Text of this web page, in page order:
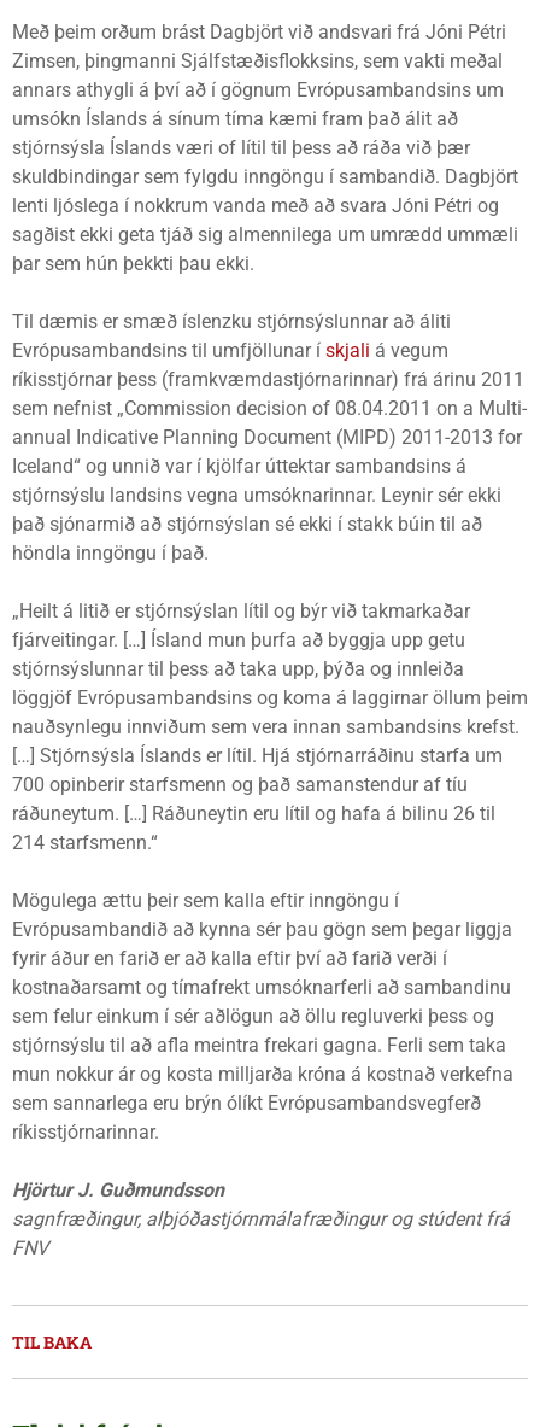
Með þeim orðum brást Dagbjört við andsvari frá Jóni Pétri
Zimsen, þingmanni Sjálfstæðisflokksins, sem vakti meðal
annars athygli á því að í gögnum Evrópusambandsins um
umsókn Íslands á sínum tíma kæmi fram það álit að
stjórnsýsla Íslands væri of lítil til þess að ráða við þær
skuldbindingar sem fylgdu inngöngu í sambandið. Dagbjört
lenti ljóslega í nokkrum vanda með að svara Jóni Pétri og
sagðist ekki geta tjáð sig almennilega um umrædd ummæli
þar sem hún þekkti þau ekki.
Til dæmis er smæð íslenzku stjórnsýslunnar að áliti
Evrópusambandsins til umfjöllunar í skjali á vegum
ríkisstjórnar þess (framkvæmdastjórnarinnar) frá árinu 2011
sem nefnist „Commission decision of 08.04.2011 on a Multi-
annual Indicative Planning Document (MIPD) 2011-2013 for
Iceland“ og unnið var í kjölfar úttektar sambandsins á
stjórnsýslu landsins vegna umsóknarinnar. Leynir sér ekki
það sjónarmið að stjórnsýslan sé ekki í stakk búin til að
höndla inngöngu í það.
„Heilt á litið er stjórnsýslan lítil og býr við takmarkaðar
fjárveitingar. […] Ísland mun þurfa að byggja upp getu
stjórnsýslunnar til þess að taka upp, þýða og innleiða
löggjöf Evrópusambandsins og koma á laggirnar öllum þeim
nauðsynlegu innviðum sem vera innan sambandsins krefst.
[…] Stjórnsýsla Íslands er lítil. Hjá stjórnarráðinu starfa um
700 opinberir starfsmenn og það samanstendur af tíu
ráðuneytum. […] Ráðuneytin eru lítil og hafa á bilinu 26 til
214 starfsmenn.“
Mögulega ættu þeir sem kalla eftir inngöngu í
Evrópusambandið að kynna sér þau gögn sem þegar liggja
fyrir áður en farið er að kalla eftir því að farið verði í
kostnaðarsamt og tímafrekt umsóknarferli að sambandinu
sem felur einkum í sér aðlögun að öllu regluverki þess og
stjórnsýslu til að afla meintra frekari gagna. Ferli sem taka
mun nokkur ár og kosta milljarða króna á kostnað verkefna
sem sannarlega eru brýn ólíkt Evrópusambandsvegferð
ríkisstjórnarinnar.
Hjörtur J. Guðmundsson
sagnfræðingur, alþjóðastjórnmálafræðingur og stúdent frá
FNV
TIL BAKA